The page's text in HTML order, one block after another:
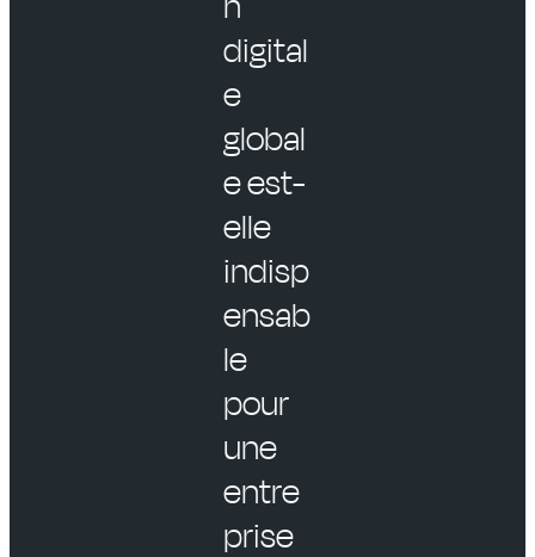
digital
e
global
e est-
elle
indisp
ensab
le
pour
une
entre
prise